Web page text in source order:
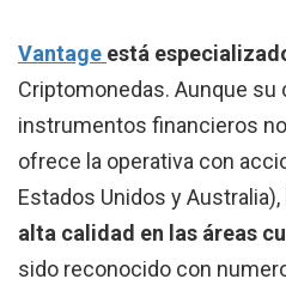
Vantage está
Criptomonedas. Aunque su
instrumentos financieros
ofrece la operativa con
Estados Unidos y Australia),
alta calidad en las áreas
sido reconocido con